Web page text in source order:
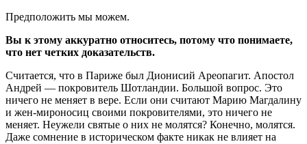
Предположить мы можем.
Вы к этому аккуратно относитесь, потому что понимаете,
что нет четких доказательств.
Считается, что в Париже был Дионисий Ареопагит. Апостол
Андрей — покровитель Шотландии. Большой вопрос. Это
ничего не меняет в вере. Если они считают Марию Магдалину
и жен-мироносиц своими покровителями, это ничего не
меняет. Неужели святые о них не молятся? Конечно, молятся.
Даже сомнение в историческом факте никак не влияет на